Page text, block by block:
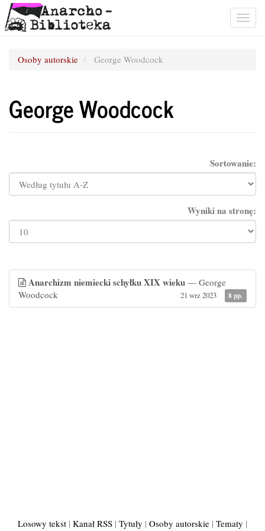
Osoby autorskie George Woodcock
George Woodcock
Sortowanie:
Wyniki na stronę:
Anarchizm niemiecki schyłku XIX wieku — George
Woodcock
21 wrz 2023 8 pp.
Losowy tekst | Kanał RSS | Tytuły | Osoby autorskie | Tematy |